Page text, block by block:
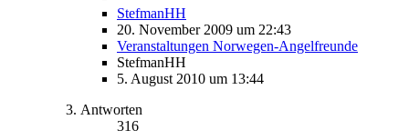
StefmanHH
20. November 2009 um 22:43
Veranstaltungen Norwegen-Angelfreunde
StefmanHH
5. August 2010 um 13:44
Antworten
316